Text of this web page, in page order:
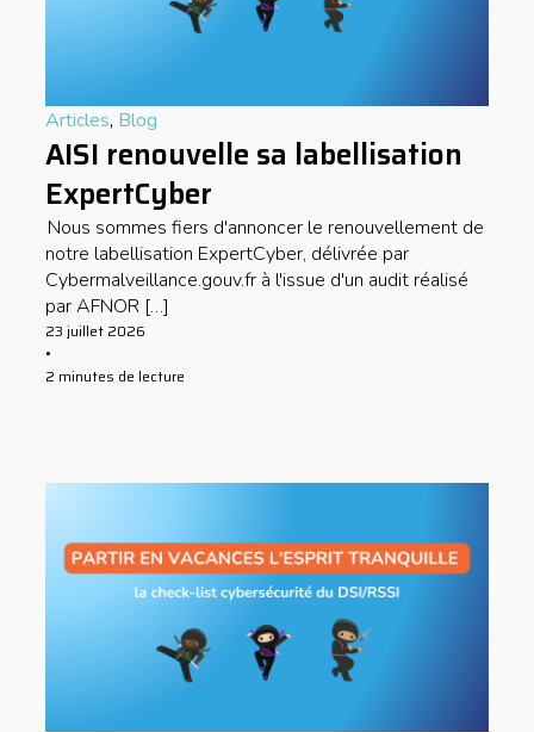
Articles, Blog
AISI renouvelle sa labellisation
ExpertCyber
Nous sommes fiers d'annoncer le renouvellement de
notre labellisation ExpertCyber, délivrée par
Cybermalveillance.gouv.fr à l'issue d'un audit réalisé
par AFNOR […]
23 juillet 2026
•
2 minutes de lecture